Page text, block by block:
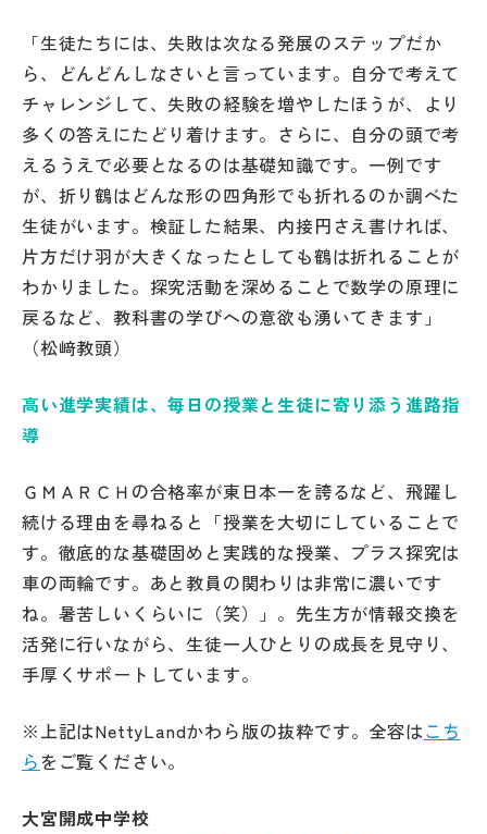
「生徒たちには、失敗は次なる発展のステップだか
ら、どんどんしなさいと言っています。自分で考えて
チャレンジして、失敗の経験を増やしたほうが、より
多くの答えにたどり着けます。さらに、自分の頭で考
えるうえで必要となるのは基礎知識です。一例です
が、折り鶴はどんな形の四角形でも折れるのか調べた
生徒がいます。検証した結果、内接円さえ書ければ、
片方だけ羽が大きくなったとしても鶴は折れることが
わかりました。探究活動を深めることで数学の原理に
戻るなど、教科書の学びへの意欲も湧いてきます」
（松﨑教頭）
高い進学実績は、毎日の授業と生徒に寄り添う進路指
導
ＧＭＡＲＣＨの合格率が東日本一を誇るなど、飛躍し
続ける理由を尋ねると「授業を大切にしていることで
す。徹底的な基礎固めと実践的な授業、プラス探究は
車の両輪です。あと教員の関わりは非常に濃いです
ね。暑苦しいくらいに（笑）」。先生方が情報交換を
活発に行いながら、生徒一人ひとりの成長を見守り、
手厚くサポートしています。
※上記はNettyLandかわら版の抜粋です。全容はこち
ら をご覧ください。
大宮開成中学校